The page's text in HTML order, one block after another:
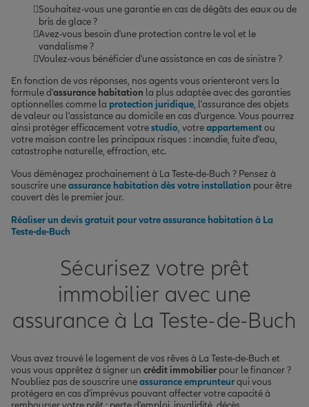
Souhaitez-vous une garantie en cas de dégâts des eaux ou de
bris de glace ?
Avez-vous besoin d'une protection contre le vol et le
vandalisme ?
Voulez-vous bénéficier d'une assistance en cas de sinistre ?
En fonction de vos réponses, nos agents vous orienteront vers la
formule d'assurance habitation la plus adaptée avec des garanties
optionnelles comme la protection juridique, l'assurance des objets
de valeur ou l'assistance au domicile en cas d'urgence. Vous pourrez
ainsi protéger efficacement votrestudio, votreappartementou
votre maison contre les principaux risques : incendie, fuite d'eau,
catastrophe naturelle, effraction, etc.
Vous déménagez prochainement à La Teste-de-Buch ? Pensez à
souscrire uneassurance habitation dès votre installation pour être
couvert dès le premier jour.
Réaliser un devis gratuit pour votre assurance habitation à La
Teste-de-Buch
Sécurisez votre prêt
immobilier avec une
assurance à La Teste-de-Buch
Vous avez trouvé le logement de vos rêves à La Teste-de-Buch et
vous vous apprêtez à signer un crédit immobilier pour le financer ?
N'oubliez pas de souscrire uneassurance emprunteurqui vous
protégera en cas d'imprévus pouvant affecter votre capacité à